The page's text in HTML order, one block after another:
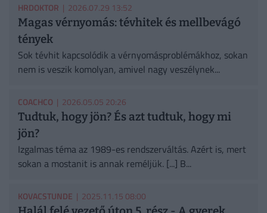
HRDOKTOR | 2026.07.29 13:52
Magas vérnyomás: tévhitek és mellbevágó
tények
Sok tévhit kapcsolódik a vérnyomásproblémákhoz, sokan
nem is veszik komolyan, amivel nagy veszélynek...
COACHCO | 2026.05.05 20:26
Tudtuk, hogy jön? És azt tudtuk, hogy mi
jön?
Izgalmas téma az 1989-es rendszerváltás. Azért is, mert
sokan a mostanit is annak reméljük. [...] B...
KOVACSTUNDE | 2025.11.15 08:00